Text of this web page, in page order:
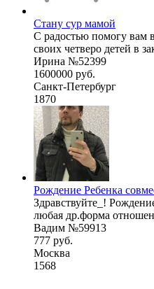
Стану сур мамой
С радостью помогу вам
своих четверо детей в
Ирина №52399
1600000 руб.
Санкт-Петербург
1870
Рождение Ребенка
Здравствуйте_!
любая др.форма
Вадим №59913
777 руб.
Москва
1568